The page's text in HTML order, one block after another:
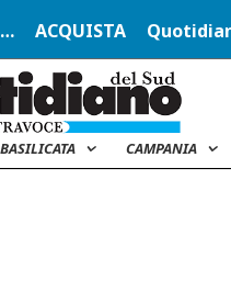
ACQUISTA
BASILICATA CAMPANIA